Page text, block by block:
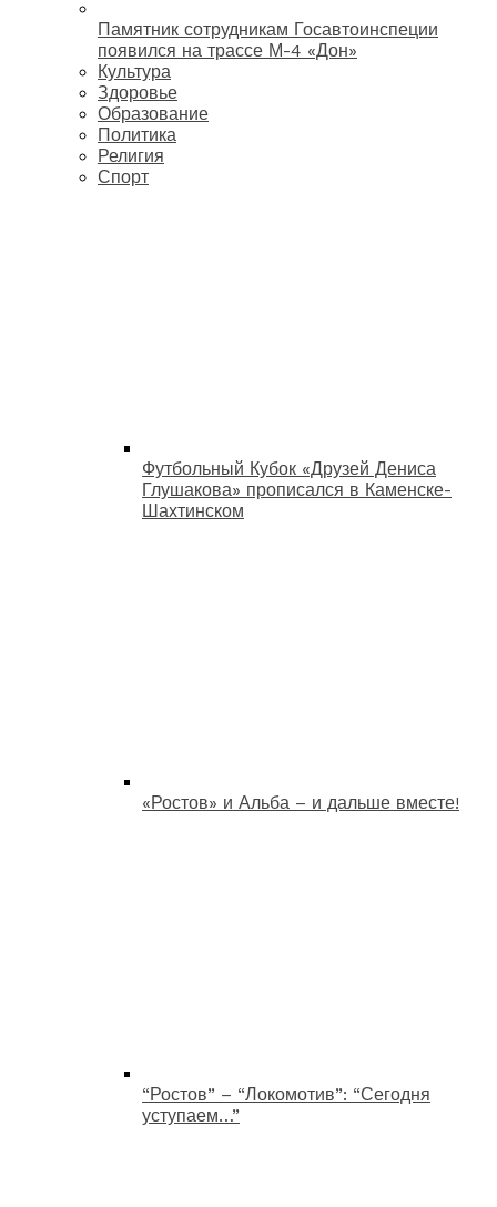
Памятник сотрудникам Госавтоинспеции
появился на трассе М-4 «Дон»
Культура
Здоровье
Образование
Политика
Религия
Спорт
Футбольный Кубок «Друзей Дениса
Глушакова» прописался в Каменске-
Шахтинском
«Ростов» и Альба – и дальше вместе!
“Ростов” – “Локомотив”: “Сегодня
уступаем…”